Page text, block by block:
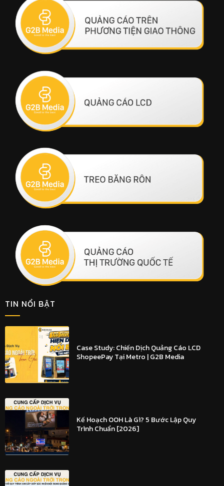
TIN NỔI BẬT
Case Study: Chiến Dịch Quảng Cáo LCD
ShopeePay Tại Metro | G2B Media
Kế Hoạch OOH Là Gì? 5 Bước Lập Quy
Trình Chuẩn [2026]